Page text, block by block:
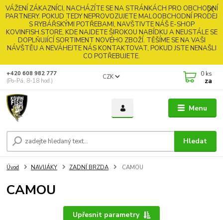
VÁŽENÍ ZÁKAZNÍCI, NACHÁZÍTE SE NA STRÁNKÁCH PRO OBCHODNÍ
PARTNERY. POKUD TEDY NEPROVOZUJETE MALOOBCHODNÍ PRODEJ
S RYBÁŘSKÝMI POTŘEBAMI, NAVŠTIVTE NÁŠ E-SHOP
KOVINFISH.STORE, KDE NAJDETE ŠIROKOU NABÍDKU A NEUSTÁLE SE
DOPLŇUJÍCÍ SORTIMENT NOVÉHO ZBOŽÍ. TĚŠÍME SE NA VAŠI
NÁVŠTĚU A NEVÁHEJTE NÁS KONTAKTOVAT, POKUD JSTE NENAŠLI
CO POTŘEBUJETE.
Menu
CZK
Hledat
+420 608 982 777
(Po-Pá, 8-18 hod.)
0 ks
za
Úvod NAVIJÁKY ZADNÍ BRZDA CAMOU
CAMOU
Upřesnit parametry